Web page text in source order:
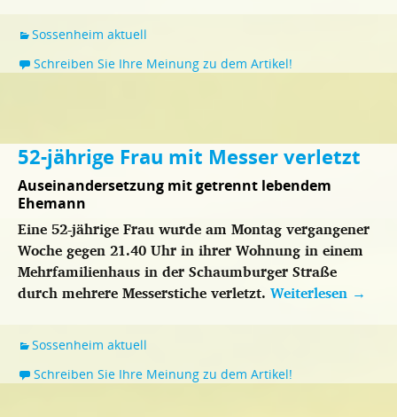
Sossenheim aktuell
Schreiben Sie Ihre Meinung zu dem Artikel!
52-jährige Frau mit Messer verletzt
Auseinandersetzung mit getrennt lebendem
Ehemann
Eine 52-jährige Frau wurde am Montag vergangener
Woche gegen 21.40 Uhr in ihrer Wohnung in einem
Mehrfamilienhaus in der Schaumburger Straße
durch mehrere Messerstiche verletzt. Weiterlesen →
Sossenheim aktuell
Schreiben Sie Ihre Meinung zu dem Artikel!